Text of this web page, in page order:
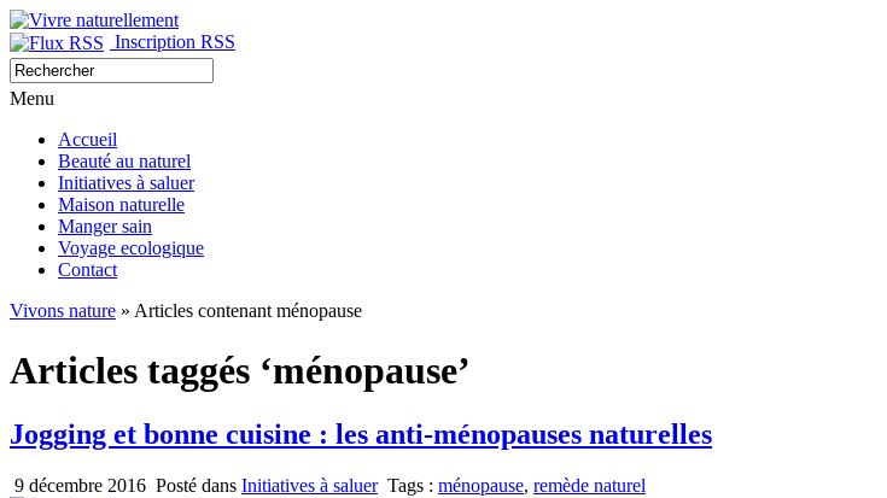
Inscription RSS
Menu
Accueil
Beauté au naturel
Initiatives à saluer
Maison naturelle
Manger sain
Voyage ecologique
Contact
Vivons nature » Articles contenant ménopause
Articles taggés ‘ménopause’
Jogging et bonne cuisine : les anti-ménopauses naturelles
9 décembre 2016 Posté dans Initiatives à saluer Tags : ménopause, remède naturel